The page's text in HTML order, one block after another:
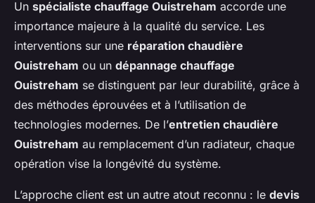
Un spécialiste chauffage Ouistreham accorde une
importance majeure à la qualité du service. Les
interventions sur une réparation chaudière
Ouistreham ou un dépannage chauffage
Ouistreham se distinguent par leur durabilité, grâce à
des méthodes éprouvées et à l’utilisation de
technologies modernes. De l’entretien chaudière
Ouistreham au remplacement d’un radiateur, chaque
opération vise la longévité du système.
L’approche client est un autre atout reconnu : le devis